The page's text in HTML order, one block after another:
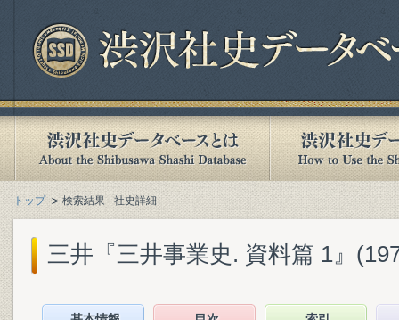
トップ 検索結果 - 社史詳細
三井『三井事業史. 資料篇 1』